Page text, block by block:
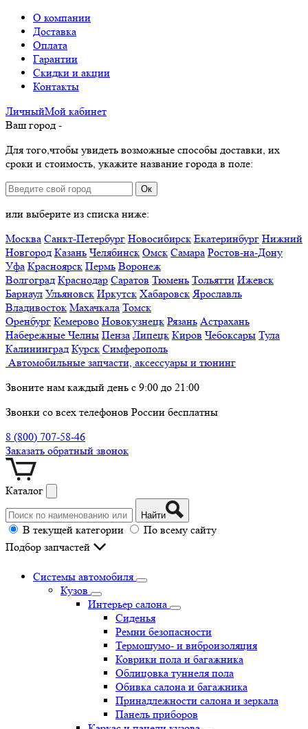
О компании
Доставка
Оплата
Гарантии
Скидки и акции
Контакты
ЛичныйМой кабинет
Ваш город -
Для того,чтобы увидеть возможные способы доставки, их
сроки и стоимость, укажите название города в поле:
Ок
или выберите из списка ниже:
Москва Санкт-Петербург Новосибирск Екатеринбург Нижний
Новгород Казань Челябинск Омск Самара Ростов-на-Дону
Уфа Красноярск Пермь Воронеж
Волгоград Краснодар Саратов Тюмень Тольятти Ижевск
Барнаул Ульяновск Иркутск Хабаровск Ярославль
Владивосток Махачкала Томск
Оренбург Кемерово Новокузнецк Рязань Астрахань
Набережные Челны Пенза Липецк Киров Чебоксары Тула
Калининград Курск Симферополь
Автомобильные запчасти, аксессуары и тюнинг
Звоните нам каждый день с 9:00 до 21:00
Звонки со всех телефонов России бесплатны
8 (800) 707-58-46
Заказать обратный звонок
Каталог
Найти
В текущей категории
По всему сайту
Подбор запчастей
Системы автомобиля
Кузов
Интерьер салона
Сиденья
Ремни безопасности
Термошумо- и виброизоляция
Коврики пола и багажника
Облицовка туннеля пола
Обивка салона и багажника
Принадлежности салона и зеркала
Панель приборов